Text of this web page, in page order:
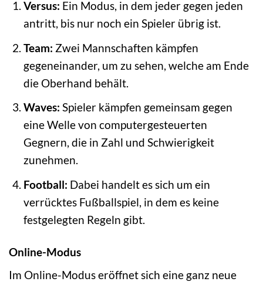
Versus: Ein Modus, in dem jeder gegen jeden
antritt, bis nur noch ein Spieler übrig ist.
Team: Zwei Mannschaften kämpfen
gegeneinander, um zu sehen, welche am Ende
die Oberhand behält.
Waves: Spieler kämpfen gemeinsam gegen
eine Welle von computergesteuerten
Gegnern, die in Zahl und Schwierigkeit
zunehmen.
Football: Dabei handelt es sich um ein
verrücktes Fußballspiel, in dem es keine
festgelegten Regeln gibt.
Online-Modus
Im Online-Modus eröffnet sich eine ganz neue